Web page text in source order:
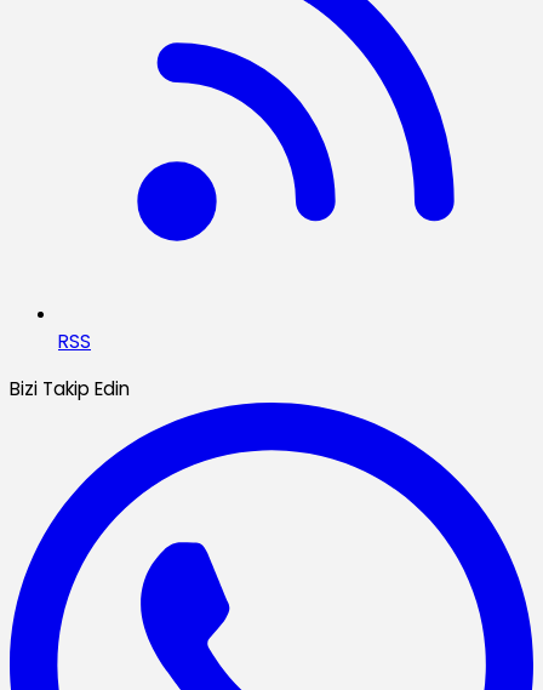
RSS
Bizi Takip Edin